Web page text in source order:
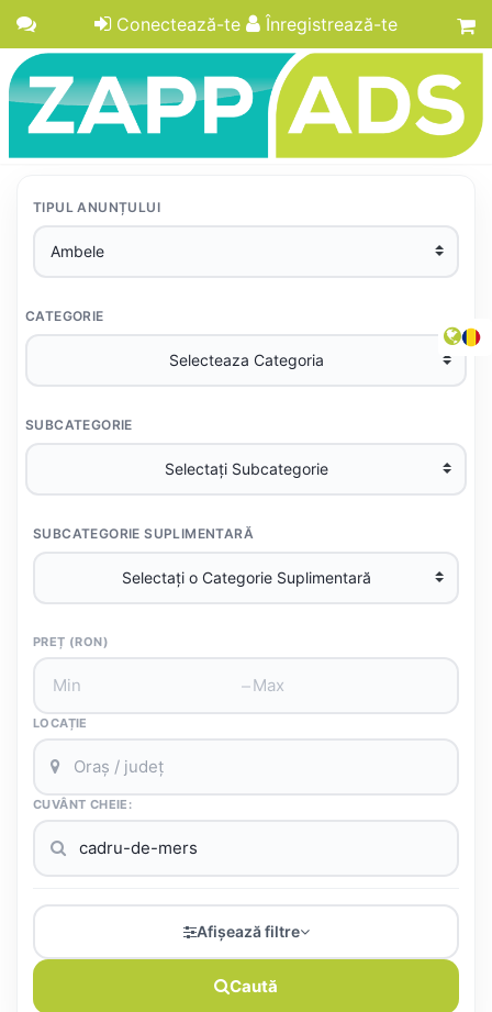
Conectează-te Înregistrează-te
TIPUL ANUNȚULUI
CATEGORIE
SUBCATEGORIE
SUBCATEGORIE SUPLIMENTARĂ
PREȚ (RON)
–
LOCAȚIE
CUVÂNT CHEIE:
Afișează filtre
Caută